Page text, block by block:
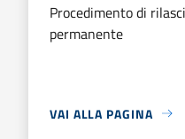
Procedimento di
permanente
VAI ALLA PAGINA